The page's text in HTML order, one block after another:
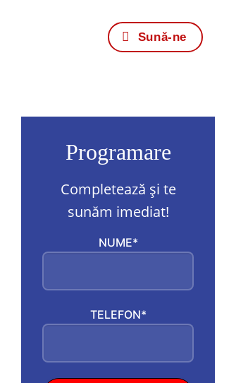
Sună-ne
Programare
Completează și te
sunăm imediat!
NUME*
TELEFON*